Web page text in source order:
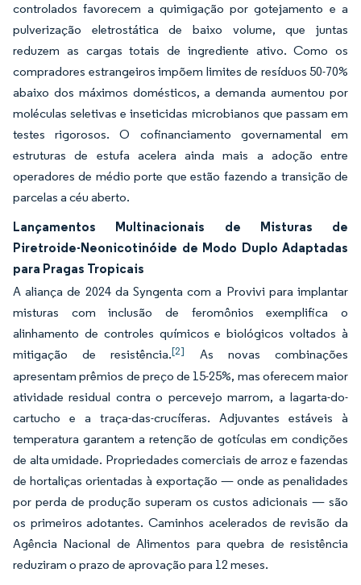
controlados favorecem a quimigação por gotejamento e a
pulverização eletrostática de baixo volume, que juntas
reduzem as cargas totais de ingrediente ativo. Como os
compradores estrangeiros impõem limites de resíduos 50-70%
abaixo dos máximos domésticos, a demanda aumentou por
moléculas seletivas e inseticidas microbianos que passam em
testes rigorosos. O cofinanciamento governamental em
estruturas de estufa acelera ainda mais a adoção entre
operadores de médio porte que estão fazendo a transição de
parcelas a céu aberto.
Lançamentos Multinacionais de Misturas de
Piretroide-Neonicotinóide de Modo Duplo Adaptadas
para Pragas Tropicais
A aliança de 2024 da Syngenta com a Provivi para implantar
misturas com inclusão de feromônios exemplifica o
alinhamento de controles químicos e biológicos voltados à
mitigação de resistência.[2]
As novas combinações
apresentam prêmios de preço de 15-25%, mas oferecem maior
atividade residual contra o percevejo marrom, a lagarta-do-
cartucho e a traça-das-crucíferas. Adjuvantes estáveis à
temperatura garantem a retenção de gotículas em condições
de alta umidade. Propriedades comerciais de arroz e fazendas
de hortaliças orientadas à exportação — onde as penalidades
por perda de produção superam os custos adicionais — são
os primeiros adotantes. Caminhos acelerados de revisão da
Agência Nacional de Alimentos para quebra de resistência
reduziram o prazo de aprovação para 12 meses.